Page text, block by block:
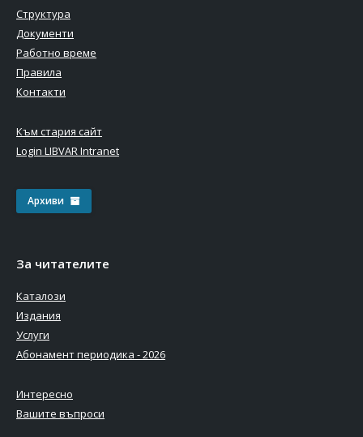
Структура
Документи
Работно време
Правила
Контакти
Към стария сайт
Login LIBVAR Intranet
Архиви
За читателите
Каталози
Издания
Услуги
Абонамент периодика - 2026
Интересно
Вашите въпроси